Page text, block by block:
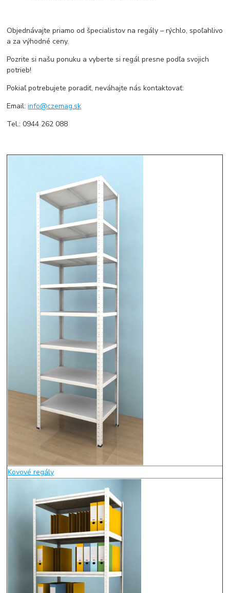
Objednávajte priamo od špecialistov na regály – rýchlo, spoľahlivo
a za výhodné ceny.
Pozrite si našu ponuku a vyberte si regál presne podľa svojich
potrieb!
Pokiaľ potrebujete poradiť, neváhajte nás kontaktovať:
Email:info@czemag.sk
Tel.: 0944 262 088
Kovové regály